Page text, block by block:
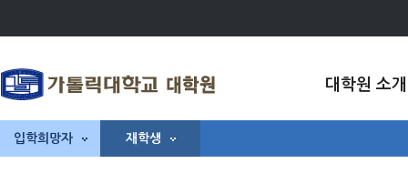
대학원 소개
입학희망자 재학생